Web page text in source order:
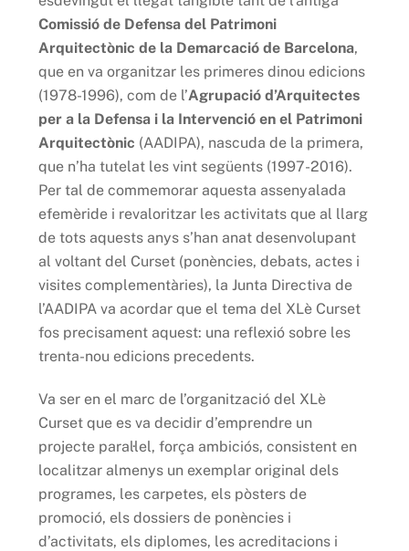
Comissió de Defensa del Patrimoni
Arquitectònic de la Demarcació de Barcelona,
que en va organitzar les primeres dinou edicions
(1978-1996), com de l’Agrupació d’Arquitectes
per a la Defensa i la Intervenció en el Patrimoni
Arquitectònic (AADIPA), nascuda de la primera,
que n’ha tutelat les vint següents (1997-2016).
Per tal de commemorar aquesta assenyalada
efemèride i revaloritzar les activitats que al llarg
de tots aquests anys s’han anat desenvolupant
al voltant del Curset (ponències, debats, actes i
visites complementàries), la Junta Directiva de
l’AADIPA va acordar que el tema del XLè Curset
fos precisament aquest: una reflexió sobre les
trenta-nou edicions precedents.
Va ser en el marc de l’organització del XLè
Curset que es va decidir d’emprendre un
projecte paral·lel, força ambiciós, consistent en
localitzar almenys un exemplar original dels
programes, les carpetes, els pòsters de
promoció, els dossiers de ponències i
d’activitats, els diplomes, les acreditacions i